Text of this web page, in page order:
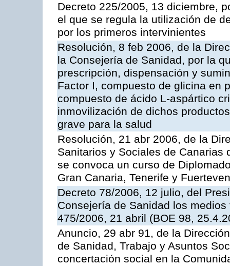
Decreto 225/2005, 13 diciembre,
el que se regula la utilización de
por los primeros intervinientes
Resolución, 8 feb 2006, de la
la Consejería de Sanidad, por la
prescripción, dispensación y
Factor I, compuesto de glicina en
compuesto de ácido L-aspártico
inmovilización de dichos
grave para la salud
Resolución, 21 abr 2006, de la
Sanitarios y Sociales de Canarias
se convoca un curso de
Gran Canaria, Tenerife y
Decreto 78/2006, 12 julio, del
Consejería de Sanidad los
475/2006, 21 abril (BOE 98,
Anuncio, 29 abr 91, de la
de Sanidad, Trabajo y Asuntos
concertación social en la